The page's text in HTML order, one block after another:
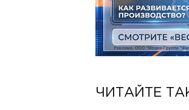
ЧИТАЙТЕ